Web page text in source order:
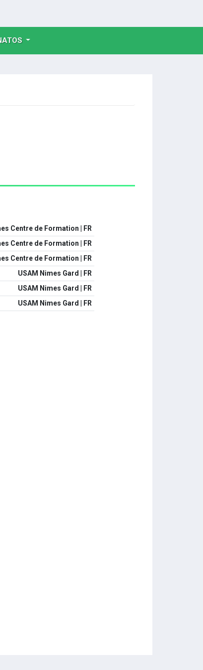
Centre de Formation | FR
Centre de Formation | FR
Centre de Formation | FR
USAM Nimes Gard | FR
USAM Nimes Gard | FR
USAM Nimes Gard | FR